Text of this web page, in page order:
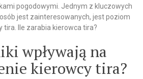
pogodowymi. Jednym z kluczowych
jest zainteresowanych, jest poziom
Ile zarabia kierowca tira?
wpływają na
kierowcy tira?